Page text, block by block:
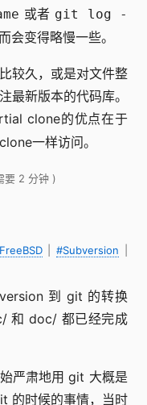
或者 git log -
会变得略慢一些。
较久，或是对文件整
最新版本的代码库。
clone的优点在于
一样访问。
要 2 分钟 )
|#Subversion
到 git 的转换
和 doc/ 都已经完成
严肃地用 git 大概是
的时候的事情，当时